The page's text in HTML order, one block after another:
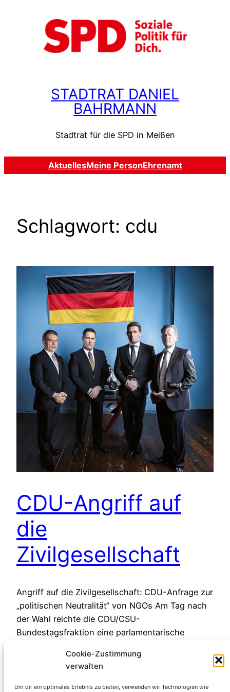
Cookie-Zustimmung
verwalten
Um dir ein optimales Erlebnis zu bieten, verwenden wir Technologien wie
STADTRAT DANIEL
BAHRMANN
Stadtrat für die SPD in Meißen
AktuellesMeine PersonEhrenamt
Schlagwort: cdu
CDU-Angriff auf
die
Zivilgesellschaft
Angriff auf die Zivilgesellschaft: CDU-Anfrage zur
„politischen Neutralität“ von NGOs Am Tag nach
der Wahl reichte die CDU/CSU-
Bundestagsfraktion eine parlamentarische
geförderter Organisationen“ ein (Drucksache
20/15035). Der zeitliche Zusammenhang mit der
diffamierenden Äußerung von Friedrich Merz über